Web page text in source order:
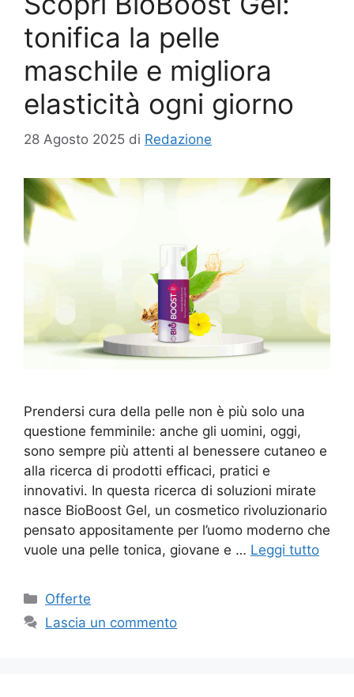
tonifica la pelle
maschile e migliora
elasticità ogni giorno
28 Agosto 2025 di Redazione
Prendersi cura della pelle non è più solo una
questione femminile: anche gli uomini, oggi,
sono sempre più attenti al benessere cutaneo e
alla ricerca di prodotti efficaci, pratici e
innovativi. In questa ricerca di soluzioni mirate
nasce BioBoost Gel, un cosmetico rivoluzionario
pensato appositamente per l’uomo moderno che
vuole una pelle tonica, giovane e … Leggi tutto
Categorie
Offerte
Lascia un commento